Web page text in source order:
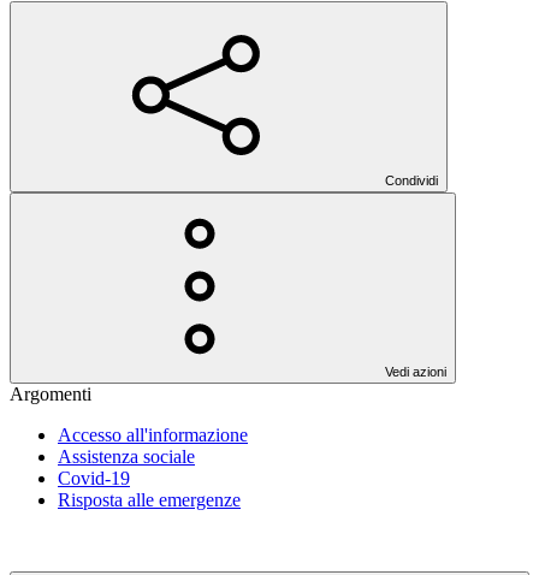
Condividi
Vedi azioni
Argomenti
Accesso all'informazione
Assistenza sociale
Covid-19
Risposta alle emergenze